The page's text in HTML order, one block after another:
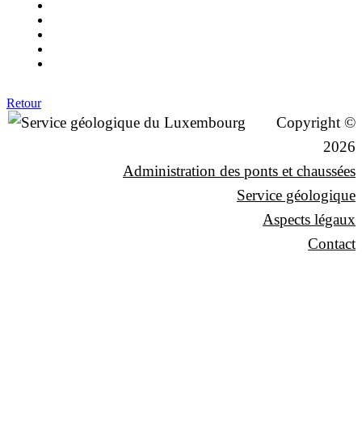
Retour
Copyright ©
2026
Administration des ponts et chaussées
Service géologique
Aspects légaux
Contact